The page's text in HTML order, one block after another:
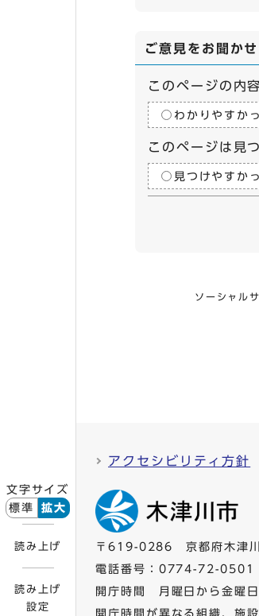
文字サイズ
標準
拡大
読み上げ
読み上げ
設定
ご意見をお聞か
このページの内
わかりやすか
このページは見
見つけやすか
ソーシャル
アクセシビリティ方針
〒619-0286 京都府木津
電話番号： 0774-72-0501
開庁時間 月曜日から金曜